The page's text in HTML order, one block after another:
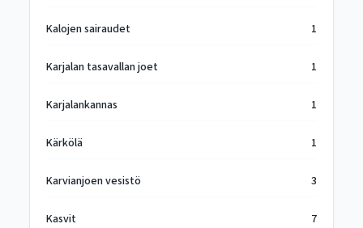
Kalojen sairaudet 1
Karjalan tasavallan joet 1
Karjalankannas 1
Kärkölä 1
Karvianjoen vesistö 3
Kasvit 7